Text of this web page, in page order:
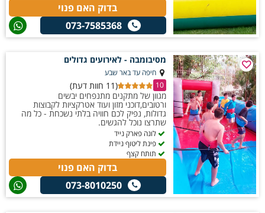
בדוק האם פנוי
073-7585368
מסיבומבה - לאירועים גדולים
חיפה עד באר שבע
10
(11 חוות דעת)
מגוון של מתקנים מתנפחים יבשים
ורטובים,דוכני מזון ועוד אטרקציות לקבוצות
גדולות, נפיק לכם חוויה בלתי נשכחת - כל מה
שתרצו נוכל להגשים.
לונה פארק נייד
פינת ליטוף ניידת
תותח קצף
בדוק האם פנוי
073-8010250